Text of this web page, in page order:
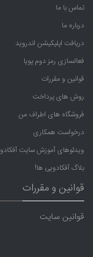
تماس با ما
درباره ما
دریافت اپلیکیشن اندروید
فعالسازی رمز دوم پویا
قوانین و مقررات
روش های پرداخت
فروشگاه های اطراف من
درخواست همکاری
ویدئوهای آموزش سایت آفکادو
بلاگ آفکادویی ها!
قوانین و مقررات
قوانین سایت